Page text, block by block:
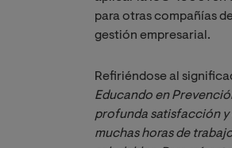
para otras compañías
gestión empresarial.
Refiriéndose al
Educando en
profunda satisfacción
muchas horas de